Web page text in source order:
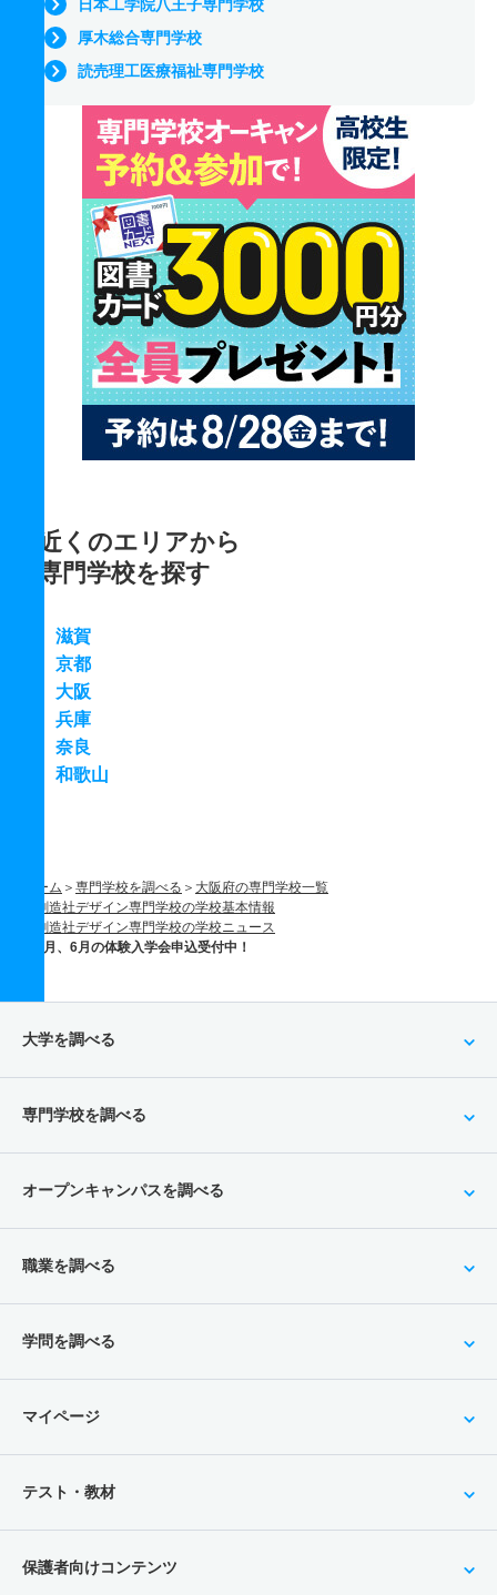
日本工学院八王子専門学校
厚木総合専門学校
読売理工医療福祉専門学校
近くのエリアから
専門学校を探す
滋賀
京都
大阪
兵庫
奈良
和歌山
ホーム 専門学校を調べる
大阪府の専門学校一覧
創造社デザイン専門学校の学校基本情報
創造社デザイン専門学校の学校ニュース
5月、6月の体験入学会申込受付中！
大学を調べる
専門学校を調べる
オープンキャンパスを調べる
職業を調べる
学問を調べる
マイページ
テスト・教材
保護者向けコンテンツ